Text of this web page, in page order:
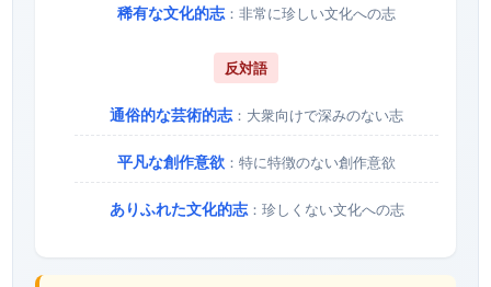
稀有な文化的志：非常に珍しい文化への志
反対語
通俗的な芸術的志：大衆向けで深みのない志
平凡な創作意欲 ：特に特徴のない創作意欲
ありふれた文化的志：珍しくない文化への志